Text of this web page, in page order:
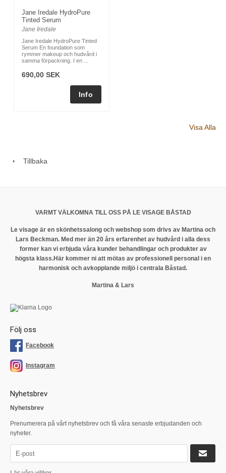
Jane Iredale HydroPure
Tinted Serum
Jane Iredale
Jane Iredale HydroPure Tinted
Serum En foundation som
rymmer makeup och hudvård i
samma förpackning. I en ...
690,00 SEK
Visa Alla
Tillbaka
VARMT VÄLKOMNA TILL OSS PÅ LE VISAGE BÅSTAD
Le visage är en skönhetssalong och webshop som drivs av Martina och
Lars Beckman. Med mer än 20 års erfarenhet av hudvård i alla dess
former kan vi erbjuda våra kunder behandlingar och produkter av
högsta klass.Här kommer ni att mötas av professionell personal i en
harmonisk och avkopplande miljö i centrala Båstad.
Martina & Lars
Följ oss
Facebook
Instagram
Nyhetsbrev
Nyhetsbrev
Prenumerera på vårt nyhetsbrev och få våra senaste erbjudanden och
nyheter.